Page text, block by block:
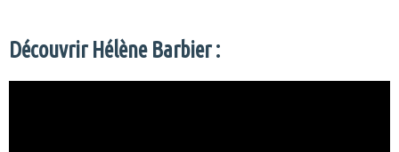
Découvrir Hélène Barbier :